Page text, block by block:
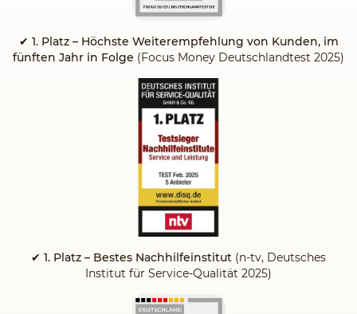
✔ 1. Platz – Höchste Weiterempfehlung von Kunden, im
fünften Jahr in Folge (Focus Money Deutschlandtest 2025)
✔ 1. Platz – Bestes Nachhilfeinstitut (n-tv, Deutsches
Institut für Service-Qualität 2025)